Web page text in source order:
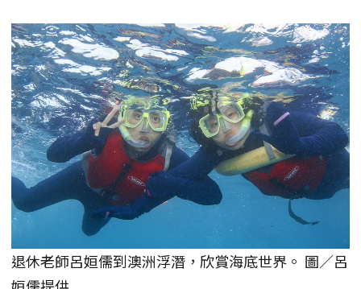
退休老師呂姮儒到澳洲浮潛，欣賞海底世界。 圖／呂